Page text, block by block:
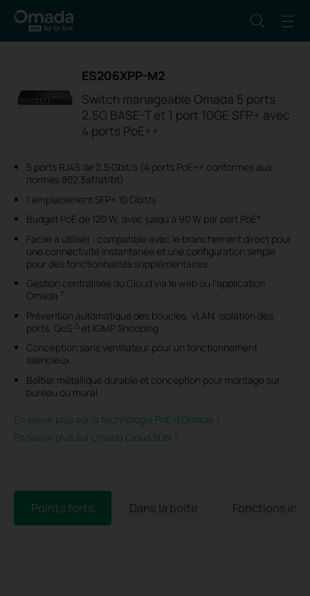
ES206XPP-M2
Switch manageable Omada 5 ports
2,5G BASE-T et 1 port 10GE SFP+ avec
4 ports PoE++
5 ports RJ45 de 2,5 Gbit/s (4 ports PoE++ conformes aux
normes 802.3af/at/bt)
1 emplacement SFP+ 10 Gbit/s
Budget PoE de 120 W, avec jusqu'à 90 W par port PoE*
Facile à utiliser : compatible avec le branchement direct pour
une connectivité instantanée et une configuration simple
pour des fonctionnalités supplémentaires.
Gestion centralisée du Cloud via le web ou l'application
Omada †
Prévention automatique des boucles, VLAN, isolation des
ports, QoS △et IGMP Snooping
Conception sans ventilateur pour un fonctionnement
silencieux
Boîtier métallique durable et conception pour montage sur
bureau ou mural
En savoir plus sur la technologie PoE d'Omada >
En savoir plus sur Omada Cloud SDN >
Points forts Dans la boite Fonctions